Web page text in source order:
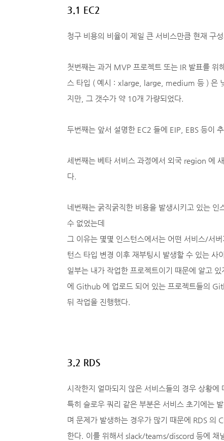
3.1 EC2
청구 비용의 비율이 제일 큰 서비스만큼 현재 구
첫번째는 과거 MVP 프로젝트 또는 IR 발표를 위
스 타입 ( 예시 : xlarge, large, medium 등 ) 은
지만, 그 갯수가 약 10개 가량되었다.
두번째는 앞서 설명한 EC2 들에 EIP, EBS 등이
세번째는 베타 서비스 과정에서 외국 region 에
다.
네번째는 굵직굵직한 비용을 발생시키고 있는
수 없었는데
그 이유는 몇몇 인스턴스에서는 어떤 서비스/서
턴스 타입 변경 이후 재부팅시 발생할 수 있는 사
일부는 내가 작업한 프로젝트이기 때문에 알고
에 Github 에 업로드 되어 있는 프로젝트들의
뒤 작업을 진행했다.
3.2 RDS
시작한지 얼마되지 않은 서비스들의 경우 상황
특히 슬로우 쿼리 같은 부분은 서비스 초기에는
며 문제가 발생하는 경우가 많기 때문에 RDS 의
한다. 이를 위해서 slack/teams/discord 등에 채